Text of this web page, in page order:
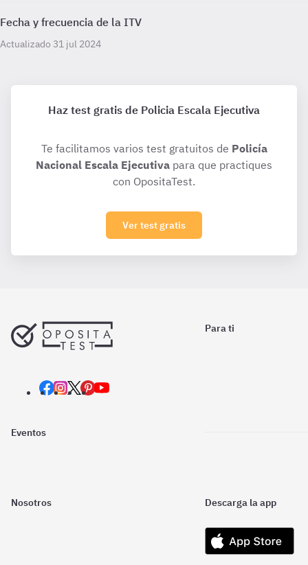
Fecha y frecuencia de la ITV
Actualizado 31 jul 2024
Haz test gratis de Policia Escala Ejecutiva
Te facilitamos varios test gratuitos de Policía
Nacional Escala Ejecutiva para que practiques
con OpositaTest.
Ver test gratis
Para ti
Eventos
Nosotros Descarga la app